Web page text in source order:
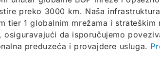
preko 3000 km. Naša
tier 1 globalnim mrežama i strateškim
osiguravajući da isporučujemo
preduzeća i provajdere usluga.